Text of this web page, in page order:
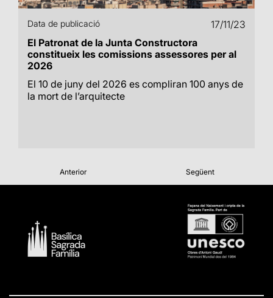
Data de publicació
17/11/23
El Patronat de la Junta Constructora
constitueix les comissions assessores per al
2026
El 10 de juny del 2026 es compliran 100 anys de
la mort de l’arquitecte
Anterior Següent